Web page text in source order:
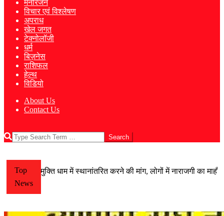
मनोरंजन
विचार एवं विश्लेषण
अपराध
खेल जगत
टेक्नोलॉजी
धर्म
बिज़नेस
राशिफल
हेल्थ
विडियो
About Us
Contact Us
Search
Top
News
मुक्ति धाम में स्थानांतरित करने की मांग, लोगों में नाराजगी का माहौल,